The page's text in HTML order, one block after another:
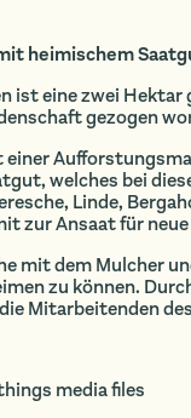
heimischem
ist eine zwei
gezogen
einer
welches bei
Linde,
zur Ansaat für neue
mit dem Mulcher
zu können.
Mitarbeitenden
media files